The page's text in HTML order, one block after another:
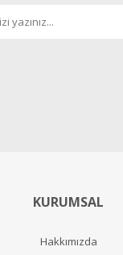
KURUMSAL
Hakkımızda